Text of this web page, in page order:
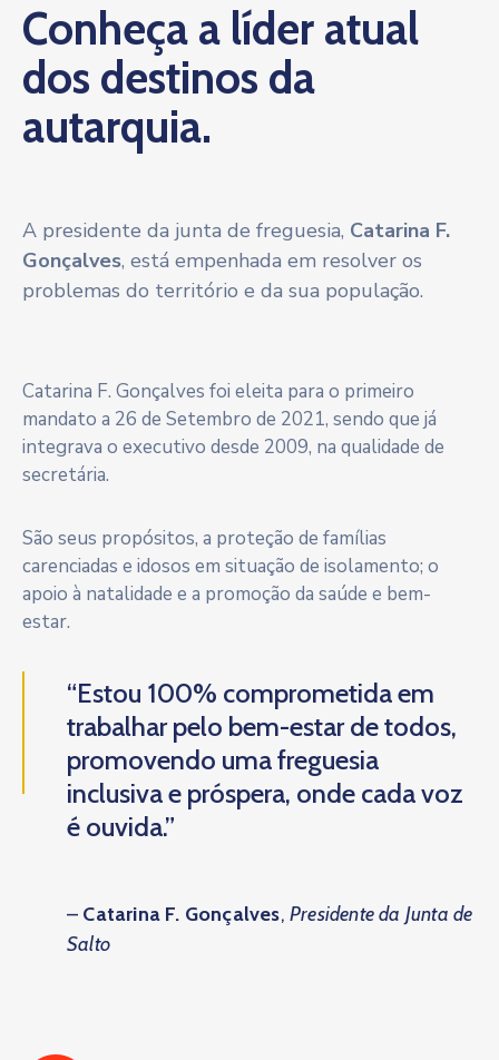
Conheça a líder atual
dos destinos da
autarquia.
A presidente da junta de freguesia, Catarina F.
Gonçalves, está empenhada em resolver os
problemas do território e da sua população.
Catarina F. Gonçalves foi eleita para o primeiro
mandato a 26 de Setembro de 2021, sendo que já
integrava o executivo desde 2009, na qualidade de
secretária.
São seus propósitos, a proteção de famílias
carenciadas e idosos em situação de isolamento; o
apoio à natalidade e a promoção da saúde e bem-
estar.
“Estou 100% comprometida em
trabalhar pelo bem-estar de todos,
promovendo uma freguesia
inclusiva e próspera, onde cada voz
é ouvida.”
– Catarina F. Gonçalves, Presidente da Junta de
Salto